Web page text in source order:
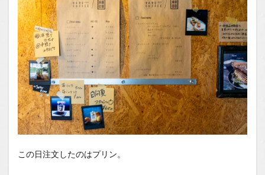
この日注文したのはプリン。